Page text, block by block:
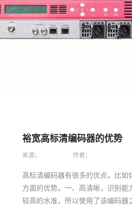
裕宽高标清编码器的优势
来源； 作者；
高标清编码器有很多的优点，比
方面的优势。一、高清晰，识别
较高的水准，所以使用了该编码器